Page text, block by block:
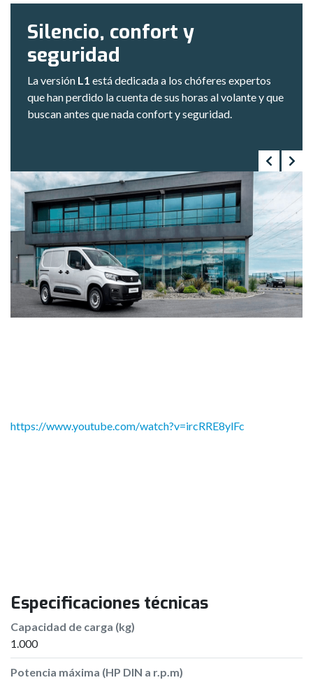
Silencio, confort y
seguridad
La versión L1 está dedicada a los chóferes expertos
que han perdido la cuenta de sus horas al volante y que
buscan antes que nada confort y seguridad.
https://www.youtube.com/watch?v=ircRRE8ylFc
Especificaciones técnicas
Capacidad de carga (kg)
1.000
Potencia máxima (HP DIN a r.p.m)